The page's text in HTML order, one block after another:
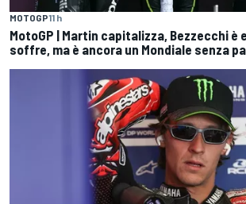
MOTOGP11 h
MotoGP | Martin capitalizza, Bezzecchi è
soffre, ma è ancora un Mondiale senza